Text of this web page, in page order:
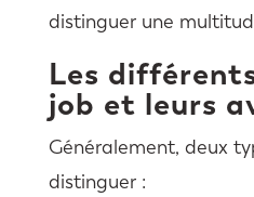
distinguer une
Les
job et leurs
Généralement, deux
distinguer :